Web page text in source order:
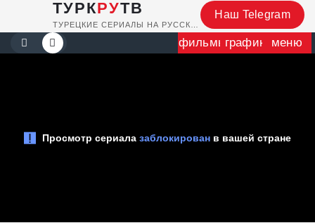
ТУРКРУТВ Наш Telegram
фильмыграфик меню